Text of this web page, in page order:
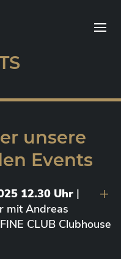
unsere
Events
12.30 Uhr |
mit Andreas
CLUB Clubhouse